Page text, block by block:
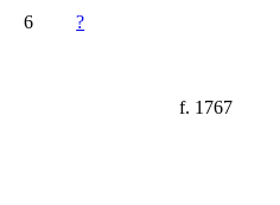
6 ?
f. 1767